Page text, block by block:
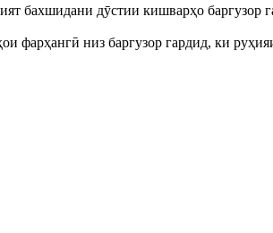
бахшидани дӯстии кишварҳо баргузор
фарҳангӣ низ баргузор гардид, ки